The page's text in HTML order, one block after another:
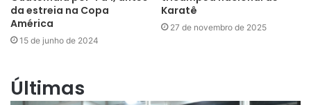
da estreia na Copa
América
15 de junho de 2024
Karatê
27 de novembro de 2025
Últimas